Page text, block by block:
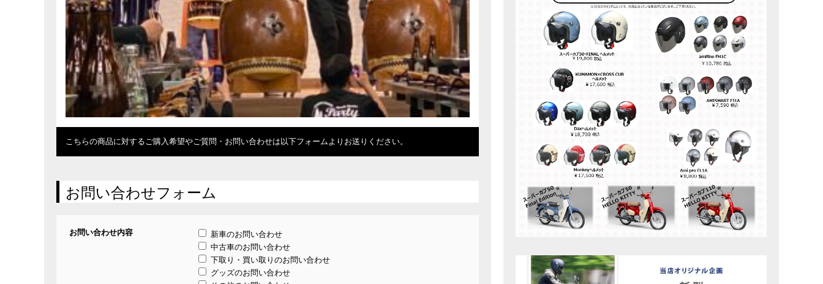
こちらの商品に対するご購入希望やご質問・お問い合わせは以下フォームよりお送りください。
お問い合わせフォーム
お問い合わせ内容
新車のお問い合わせ
中古車のお問い合わせ
下取り・買い取りのお問い合わせ
グッズのお問い合わせ